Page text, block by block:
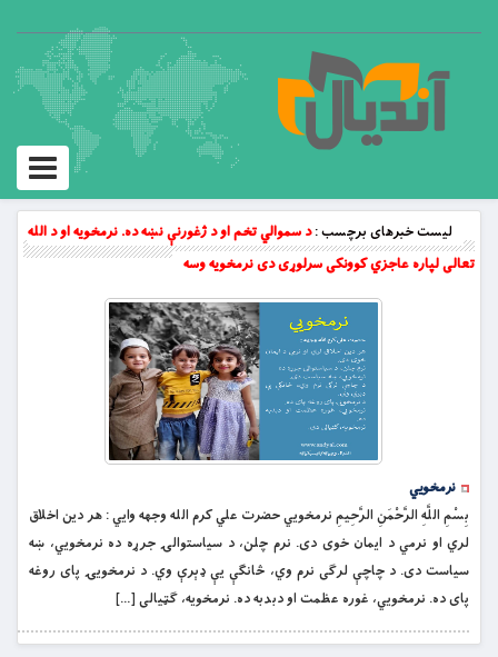
Toggle
لیست خبرهای برچسب :د سموالي تخم او د ژغورنې نښه ده. نرمخویه او د الله
تعالی لپاره عاجزي کوونکی سرلوړی دی نرمخویه وسه
نرمخويي
بِسْمِ اللَّهِ الرَّحْمَنِ الرَّحِيمِ نرمخويي حضرت علي کرم الله وجهه وايي : هر دین اخلاق
لري او نرمي د ایمان خوی دی. نرم چلن، د سیاستوالۍ جرړه ده نرمخویي، ښه
سیاست دی. د چاچې لرګی نرم وي، څانګې یې ډېرې وي. د نرمخویۍ پای روغه
پای ده. نرمخویي، غوره عظمت او دبدبه ده. نرمخویه، ګټیالی […]